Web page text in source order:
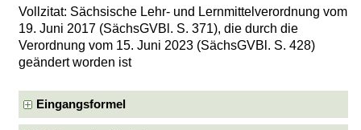
Vollzitat: Sächsische Lehr- und Lernmittelverordnung vom
19. Juni 2017 (SächsGVBl. S. 371), die durch die
Verordnung vom 15. Juni 2023 (SächsGVBl. S. 428)
geändert worden ist
Eingangsformel